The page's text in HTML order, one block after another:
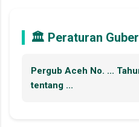
🏛️ Peraturan
Pergub Aceh No. ...
tentang ...